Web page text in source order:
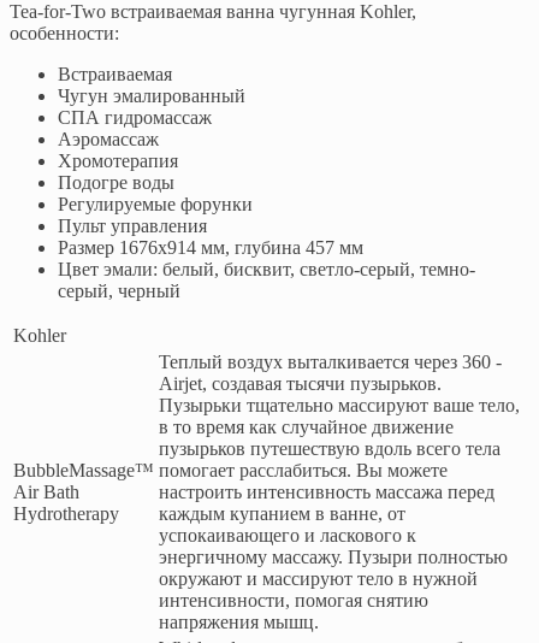
Tea-for-Two встраиваемая ванна чугунная Kohler,
особенности:
Встраиваемая
Чугун эмалированный
СПА гидромассаж
Аэромассаж
Хромотерапия
Подогре воды
Регулируемые форунки
Пульт управления
Размер 1676х914 мм, глубина 457 мм
Цвет эмали: белый, бисквит, светло-серый, темно-
серый, черный
Kohler
BubbleMassage™
Air Bath
Hydrotherapy
Теплый воздух выталкивается через 360 -
Airjet, создавая тысячи пузырьков.
Пузырьки тщательно массируют ваше тело,
в то время как случайное движение
пузырьков путешествую вдоль всего тела
помогает расслабиться. Вы можете
настроить интенсивность массажа перед
каждым купанием в ванне, от
успокаивающего и ласкового к
энергичному массажу. Пузыри полностью
окружают и массируют тело в нужной
интенсивности, помогая снятию
напряжения мышц.